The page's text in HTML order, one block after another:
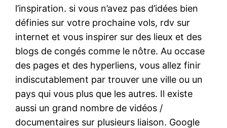
l’inspiration. si vous n’avez pas d’idées bien
définies sur votre prochaine vols, rdv sur
internet et vous inspirer sur des lieux et des
blogs de congés comme le nôtre. Au occase
des pages et des hyperliens, vous allez finir
indiscutablement par trouver une ville ou un
pays qui vous plus que les autres. Il existe
aussi un grand nombre de vidéos /
documentaires sur plusieurs liaison. Google